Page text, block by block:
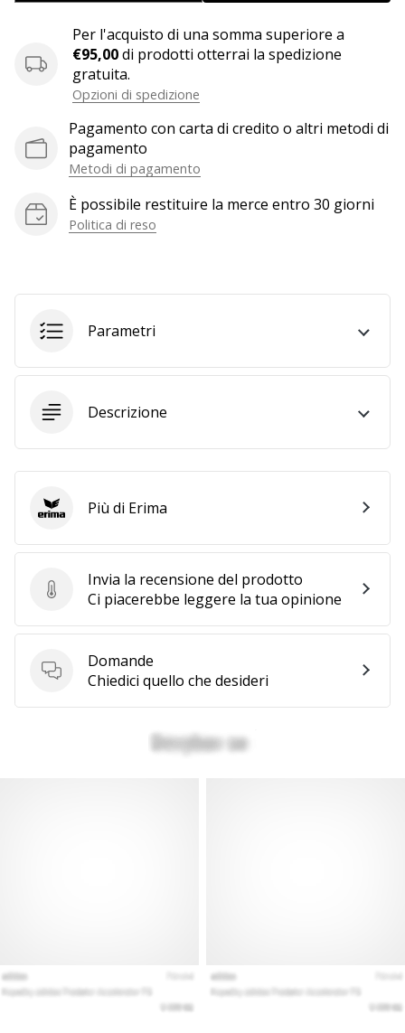
forum
generino
profitto.
al…
articoli
Per l'acquisto di una somma superiore a
€95,00di prodotti otterrai la spedizione
gratuita.
Opzioni di spedizione
Pagamento con carta di credito o altri metodi di
pagamento
Metodi di pagamento
È possibile restituire la merce entro 30 giorni
Politica di reso
Parametri
Descrizione
Invia la recensione del prodotto
Invia la recensione del prodotto
Ci piacerebbe leggere la tua opinione
Domande
Domande
Chiedici quello che desideri
ErimaPiù di Erima